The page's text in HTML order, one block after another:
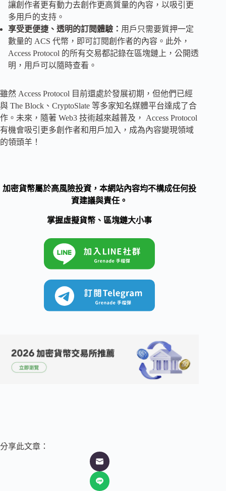
讓創作者更有動力去創作更高質量的內容，以吸引更
多用戶的支持。
享受更便捷、透明的訂閱體驗： 用戶只需要質押一定
數量的 ACS 代幣，即可訂閱創作者的內容。此外，
Access Protocol 的所有交易都記錄在區塊鏈上，公開透
明，用戶可以隨時查看。
雖然 Access Protocol 目前還處於發展初期，但他們已經
與 The Block、CryptoSlate 等多家知名媒體平台達成了合
作。未來，隨著 Web3 技術越來越普及， Access Protocol
有機會吸引更多創作者和用戶加入，成為內容變現領域
的領頭羊！
加密貨幣屬於高風險投資，本網站內容均不構成任何投
資建議與責任。
掌握虛擬貨幣、區塊鏈大小事
分享此文章：